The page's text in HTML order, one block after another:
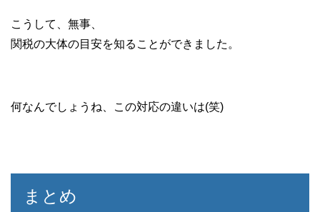
こうして、無事、
関税の大体の目安を知ることができました。
何なんでしょうね、この対応の違いは(笑)
まとめ